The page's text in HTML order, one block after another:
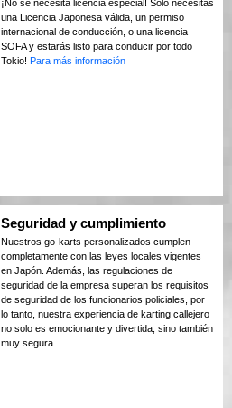
¡No se necesita licencia especial! Solo necesitas
una Licencia Japonesa válida, un permiso
internacional de conducción, o una licencia
SOFA y estarás listo para conducir por todo
Tokio! Para más información
Seguridad y cumplimiento
Nuestros go-karts personalizados cumplen
completamente con las leyes locales vigentes
en Japón. Además, las regulaciones de
seguridad de la empresa superan los requisitos
de seguridad de los funcionarios policiales, por
lo tanto, nuestra experiencia de karting callejero
no solo es emocionante y divertida, sino también
muy segura.